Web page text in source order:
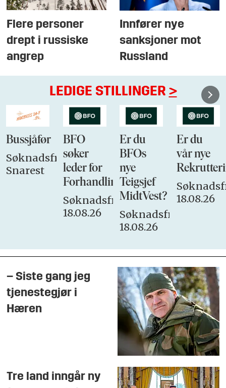
kriterier som skulle avgjøre om de
kvalifiserte til å være offiserer eller
spesialister. De som ifølge Forsvaret ikke
gjorde dette, skulle konverteres til
konvertert frivillig, mens 86 personer har
blitt konvertert mot sin vilje.
Flere personer
drept i russiske
angrep
Innfører nye
sanksjoner mot
Russland
LEDIGE STILLINGER >
Bussjåfør
Søknadsfrist:
Snarest
BFO
søker
leder for
Forhandlingsutvalget
Søknadsfrist:
18.08.26
Er du
BFOs
nye
Teigsjef
MidtVest?
Søknadsfrist:
18.08.26
Er du
vår nye
18.08.26
– Siste gang jeg
tjenestegjør i
Hæren
Tre land inngår ny